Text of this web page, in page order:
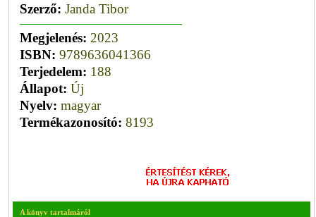
Szerző: Janda Tibor
Megjelenés: 2023
ISBN: 9789636041366
Terjedelem: 188
Állapot: Új
Nyelv: magyar
Termékazonosító: 8193
A könyv tartalmáról